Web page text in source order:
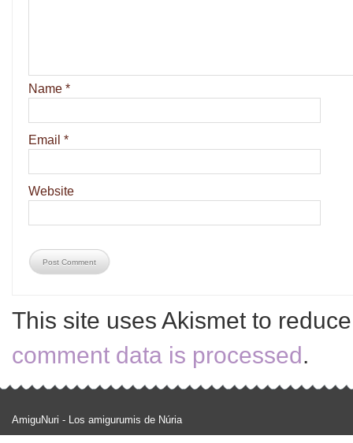
Name *
Email *
Website
This site uses Akismet to
comment data is processed.
AmiguNuri - Los amigurumis de Núria